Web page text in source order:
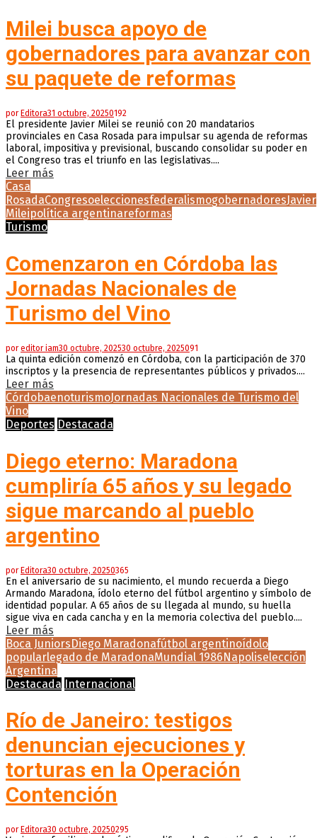
Milei busca apoyo de
gobernadores para avanzar con
su paquete de reformas
por Editora31 octubre, 20250192
El presidente Javier Milei se reunió con 20 mandatarios
provinciales en Casa Rosada para impulsar su agenda de reformas
laboral, impositiva y previsional, buscando consolidar su poder en
el Congreso tras el triunfo en las legislativas....
Leer más
Casa
RosadaCongresoeleccionesfederalismogobernadoresJavier
Mileipolítica argentinareformas
Turismo
Comenzaron en Córdoba las
Jornadas Nacionales de
Turismo del Vino
poreditor iam30 octubre, 202530 octubre, 2025091
La quinta edición comenzó en Córdoba, con la participación de 370
inscriptos y la presencia de representantes públicos y privados....
Leer más
CórdobaenoturismoJornadas Nacionales de Turismo del
Vino
Deportes Destacada
Diego eterno: Maradona
cumpliría 65 años y su legado
sigue marcando al pueblo
argentino
porEditora30 octubre, 20250365
En el aniversario de su nacimiento, el mundo recuerda a Diego
Armando Maradona, ídolo eterno del fútbol argentino y símbolo de
identidad popular. A 65 años de su llegada al mundo, su huella
sigue viva en cada cancha y en la memoria colectiva del pueblo....
Leer más
Boca JuniorsDiego Maradonafútbol argentinoídolo
popularlegado de MaradonaMundial 1986Napoliselección
Argentina
Destacada Internacional
Río de Janeiro: testigos
denuncian ejecuciones y
torturas en la Operación
Contención
por Editora30 octubre, 20250295